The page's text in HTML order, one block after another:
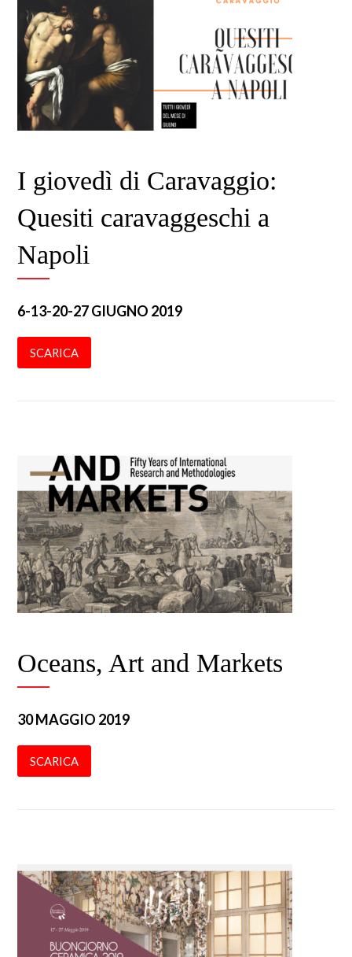
I giovedì di Caravaggio:
Quesiti caravaggeschi a
Napoli
6-13-20-27 GIUGNO 2019
SCARICA
Oceans, Art and Markets
30 MAGGIO 2019
SCARICA